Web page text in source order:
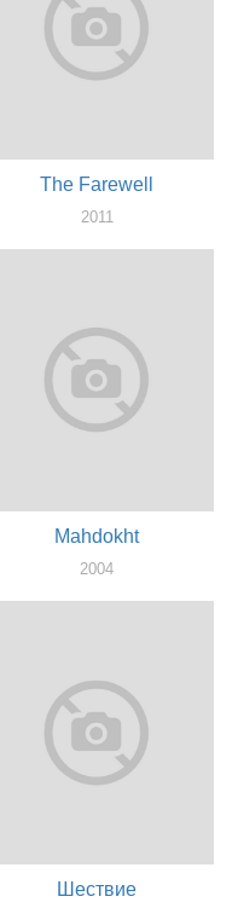
The Farewell
2011
Mahdokht
2004
Шествие